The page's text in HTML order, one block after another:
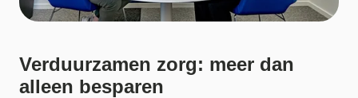
Verduurzamen zorg: meer dan
alleen besparen